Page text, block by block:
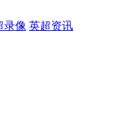
录像 英超资讯